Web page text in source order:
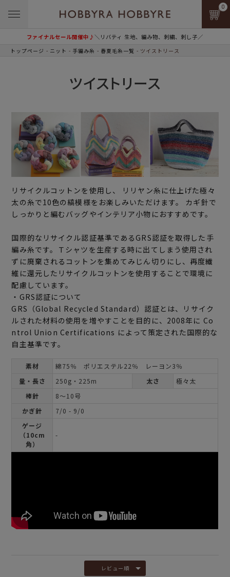
ファイナルセール開催中♪＼リバティ 生地、編み物、刺繍、刺し子／
0
トップページ ニット 手編み糸 春夏毛糸一覧 ツイストリース
ツイストリース
リサイクルコットンを使用し、 リリヤン糸に仕上げた極々
太の糸で10色の縞模様をお楽しみいただけます。 カギ針で
しっかりと編むバッグやインテリア小物におすすめです。
国際的なリサイクル認証基準であるGRS認証を取得した手
編み糸です。Ｔシャツを生産する時に出てしまう使用され
ずに廃棄されるコットンを集めてみじん切りにし、再度繊
維に還元したリサイクルコットンを使用することで環境に
配慮しています。
・GRS認証について
GRS（Global Recycled Standard）認証とは、リサイク
ルされた材料の使用を増やすことを目的に、2008年に Co
ntrol Union Certifications によって策定された国際的な
自主基準です。
素材
綿75％ ポリエステル22％ レーヨン3％
量・長さ
250g・225m 太さ
極々太
棒針
8～10号
かぎ針
7/0 - 9/0
ゲージ
（10cm
角）
-
レビュー順